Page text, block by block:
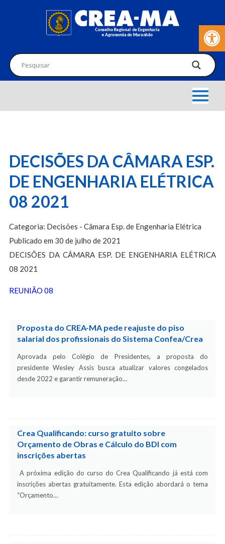
Barra de
DECISÕES DA CÂMARA ESP.
DE ENGENHARIA ELÉTRICA
08 2021
Categoria: Decisões - Câmara Esp. de Engenharia Elétrica
Publicado em 30 de julho de 2021
DECISÕES DA CÂMARA ESP. DE ENGENHARIA ELÉTRICA
08 2021
REUNIÃO 08
Proposta do CREA-MA pede reajuste do piso
salarial dos profissionais do Sistema Confea/Crea
Aprovada pelo Colégio de Presidentes, a proposta do
presidente Wesley Assis busca atualizar valores congelados
desde 2022 e garantir remuneração…
Crea Qualificando: curso gratuito sobre
Orçamento de Obras e Cálculo do BDI com
inscrições abertas
A próxima edição do curso do Crea Qualificando já está com
inscrições abertas gratuitamente. Esta edição abordará o tema
“Orçamento…